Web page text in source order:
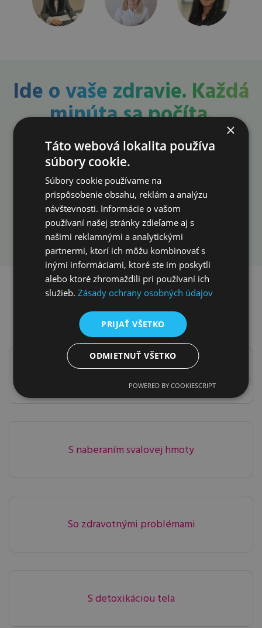
Ide o vaše zdravie. Každá
minúta sa počíta.
Konzultáciu
neodkladajte. Urobte
prvý krok už dnes!
Rezervovať konzultáciu
Ako vám môžeme
pomôcť v klinike?
S naberaním svalovej hmoty
So zdravotnými problémami
S detoxikáciou tela
×
Táto webová lokalita používa
súbory cookie.
Súbory cookie používame na
prispôsobenie obsahu, reklám a analýzu
návštevnosti. Informácie o vašom
používaní našej stránky zdieľame aj s
našimi reklamnými a analytickými
partnermi, ktorí ich môžu kombinovať s
inými informáciami, ktoré ste im poskytli
alebo ktoré zhromaždili pri používaní ich
služieb.Zásady ochrany osobných údajov
PRIJAŤ VŠETKO
ODMIETNUŤ VŠETKO
POWERED BY COOKIESCRIPT